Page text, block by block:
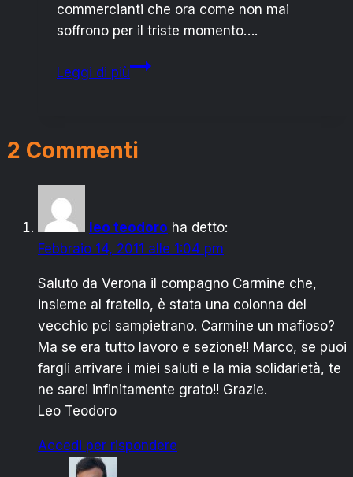
commercianti che ora come non mai
soffrono per il triste momento….
Leggi di piùCRISI
L’APPELLO
2 Commenti
leo teodoro ha detto:
Febbraio 14, 2011 alle 1:04 pm
Saluto da Verona il compagno Carmine che,
insieme al fratello, è stata una colonna del
vecchio pci sampietrano. Carmine un mafioso?
Ma se era tutto lavoro e sezione!! Marco, se puoi
fargli arrivare i miei saluti e la mia solidarietà, te
ne sarei infinitamente grato!! Grazie.
Leo Teodoro
Accedi per rispondere